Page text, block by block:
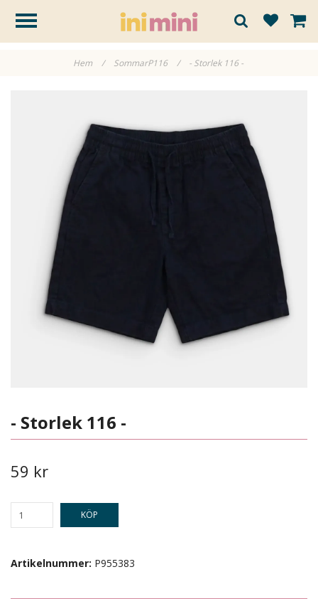
Hem / SommarP116 / - Storlek 116 -
- Storlek 116 -
59 kr
KÖP
Artikelnummer: P955383